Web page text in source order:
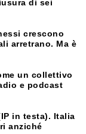
di sei
crescono
arretrano. Ma è
un collettivo
e podcast
in testa). Italia
anziché